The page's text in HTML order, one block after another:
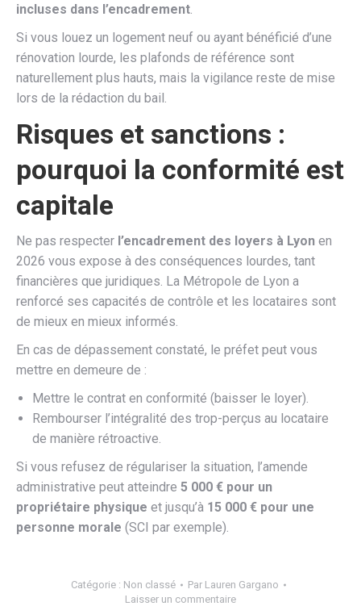
incluses dans l’encadrement.
Si vous louez un logement neuf ou ayant bénéficié d’une
rénovation lourde, les plafonds de référence sont
naturellement plus hauts, mais la vigilance reste de mise
lors de la rédaction du bail.
Risques et sanctions :
pourquoi la conformité est
capitale
Ne pas respecter l’encadrement des loyers à Lyon en
2026 vous expose à des conséquences lourdes, tant
financières que juridiques. La Métropole de Lyon a
renforcé ses capacités de contrôle et les locataires sont
de mieux en mieux informés.
En cas de dépassement constaté, le préfet peut vous
mettre en demeure de :
Mettre le contrat en conformité (baisser le loyer).
Rembourser l’intégralité des trop-perçus au locataire
de manière rétroactive.
Si vous refusez de régulariser la situation, l’amende
administrative peut atteindre 5 000 € pour un
propriétaire physique et jusqu’à 15 000 € pour une
personne morale (SCI par exemple).
Catégorie : Non classé Par Lauren Gargano
Laisser un commentaire